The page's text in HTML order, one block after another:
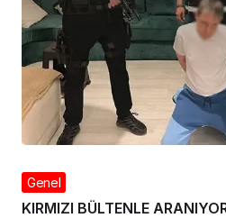
Genel
KIRMIZI BÜLTENLE